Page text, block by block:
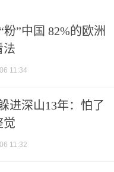
”中国 82%的欧洲
法
11:34
进深山13年：怕了
觉
11:32